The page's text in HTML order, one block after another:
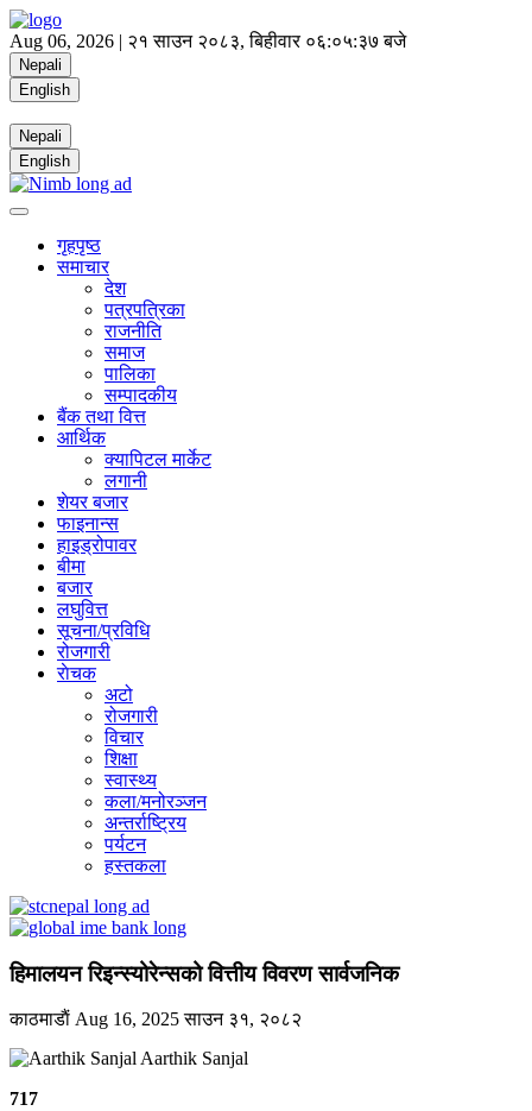
Aug 06, 2026 | २१ साउन २०८३, बिहीवार ०६:०५:३८ बजे
Nepali
English
Nepali
English
गृहपृष्ठ
समाचार
देश
पत्रपत्रिका
राजनीति
समाज
पालिका
सम्पादकीय
बैंक तथा वित्त
आर्थिक
क्यापिटल मार्केट
लगानी
शेयर बजार
फाइनान्स
हाइड्रोपावर
बीमा
बजार
लघुवित्त
सूचना/प्रविधि
रोजगारी
राेचक
अटो
रोजगारी
विचार
शिक्षा
स्वास्थ्य
कला/मनोरञ्जन
अन्तर्राष्ट्रिय
पर्यटन
हस्तकला
हिमालयन रिइन्स्योरेन्सको वित्तीय विवरण सार्वजनिक
काठमाडाैं Aug 16, 2025साउन ३१, २०८२
Aarthik Sanjal
717